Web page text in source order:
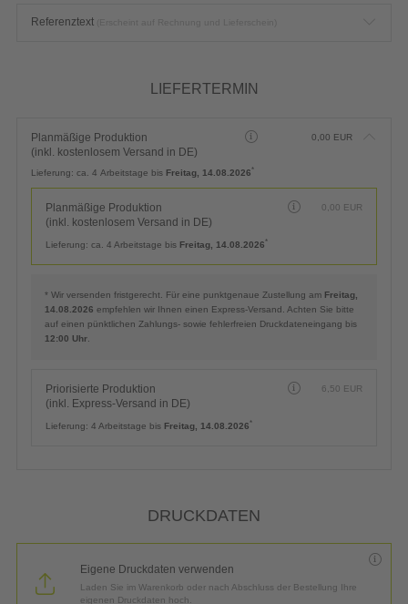
Referenztext
LIEFERTERMIN
Planmäßige Produktion
(inkl. kostenlosem Versand in DE)
0,00 EUR
Lieferung: ca. 4 Arbeitstage bis Freitag, 14.08.2026*
Planmäßige Produktion
(inkl. kostenlosem Versand in DE)
0,00 EUR
Lieferung: ca. 4 Arbeitstage bis Freitag, 14.08.2026*
* Wir versenden fristgerecht. Für eine punktgenaue Zustellung am Freitag,
14.08.2026 empfehlen wir Ihnen einen Express-Versand. Achten Sie bitte
auf einen pünktlichen Zahlungs- sowie fehlerfreien Druckdateneingang bis
12:00 Uhr
Priorisierte Produktion
(inkl. Express-Versand in DE)
6,50 EUR
Lieferung: 4 Arbeitstage bis Freitag, 14.08.2026*
DRUCKDATEN
Eigene Druckdaten verwenden
Laden Sie im Warenkorb oder nach Abschluss der Bestellung Ihre
eigenen Druckdaten hoch.